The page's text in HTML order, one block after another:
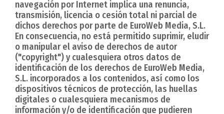
navegación por Internet implica una renuncia,
transmisión, licencia o cesión total ni parcial de
dichos derechos por parte de EuroWeb Media, S.L.
En consecuencia, no está permitido suprimir, eludir
o manipular el aviso de derechos de autor
("copyright") y cualesquiera otros datos de
identificación de los derechos de EuroWeb Media,
S.L. incorporados a los contenidos, así como los
dispositivos técnicos de protección, las huellas
digitales o cualesquiera mecanismos de
información y/o de identificación que pudieren